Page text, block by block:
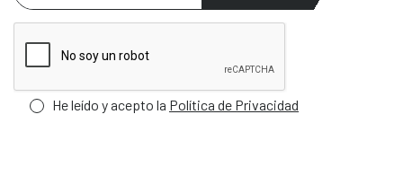
He leído y acepto la Política de Privacidad